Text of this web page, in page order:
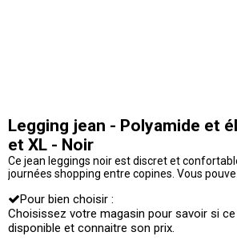
Legging jean - Polyamide et
et XL - Noir
Ce jean leggings noir est discret et
journées shopping entre copines. Vous
selon vos envies.
Pour bien choisir :
Choisissez votre magasin pour savoir si
disponible et connaitre son prix.